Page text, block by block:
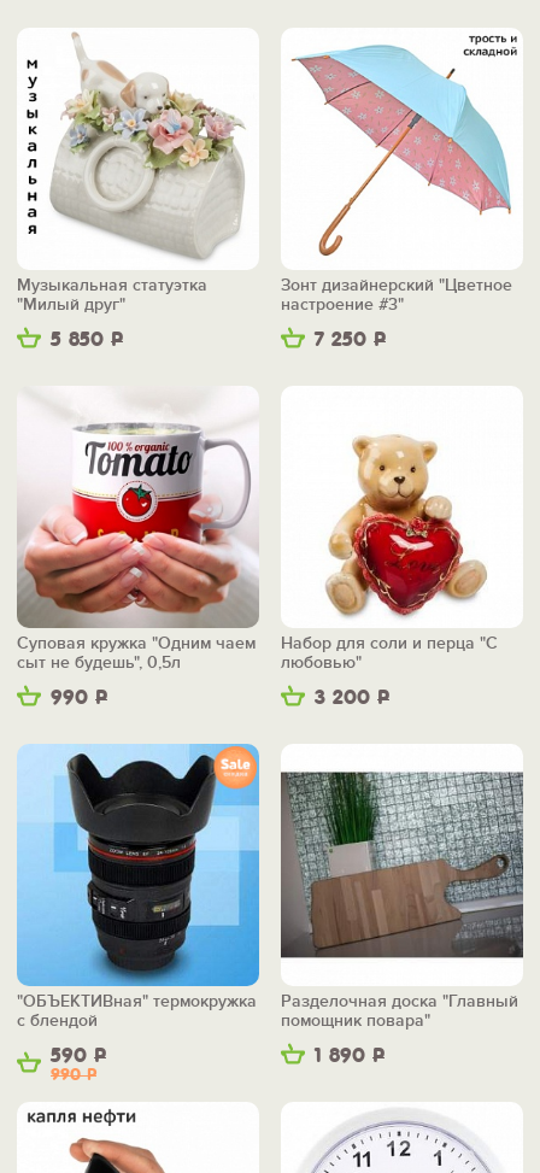
5 850 Р
Музыкальная статуэтка
"Милый друг"
7 250 Р
Зонт дизайнерский "Цветное
настроение #3"
990 Р
Суповая кружка "Одним чаем
сыт не будешь", 0,5л
3 200 Р
Набор для соли и перца "С
любовью"
590 Р
990Р
"ОБЪЕКТИВная" термокружка
с блендой
1 890 Р
Разделочная доска "Главный
помощник повара"